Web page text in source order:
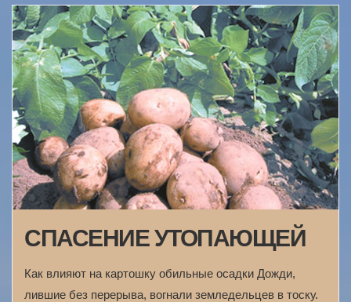
СПАСЕНИЕ УТОПАЮЩЕЙ
Как влияют на картошку обильные осадки Дожди,
лившие без перерыва, вогнали земледельцев в тоску.